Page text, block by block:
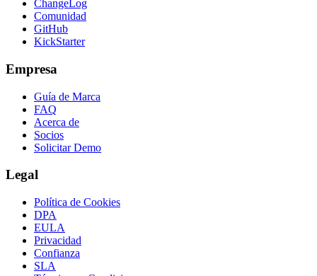
ChangeLog
Comunidad
GitHub
KickStarter
Empresa
Guía de Marca
FAQ
Acerca de
Socios
Solicitar Demo
Legal
Política de Cookies
DPA
EULA
Privacidad
Confianza
SLA